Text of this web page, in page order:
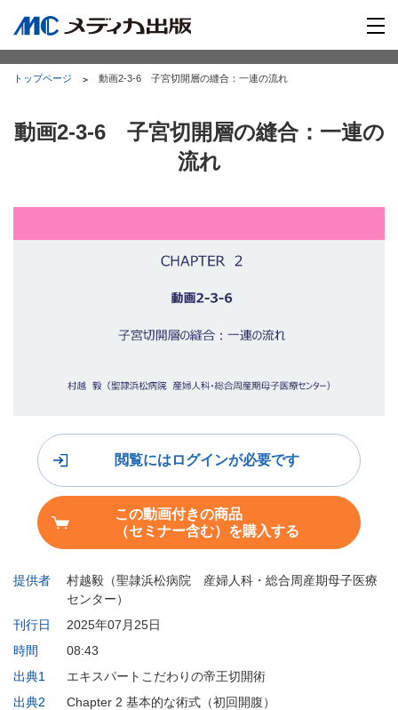
トップページ 動画2-3-6 子宮切開層の縫合：一連の流れ
動画2-3-6 子宮切開層の縫合：一連の
流れ
提供者
村越毅（聖隷浜松病院 産婦人科・総合周産期母子医療
センター）
刊行日
2025年07月25日
時間
08:43
出典1
エキスパートこだわりの帝王切開術
出典2
Chapter 2 基本的な術式（初回開腹）
閲覧にはログインが必要です
この動画付きの商品
（セミナー含む）を購入する